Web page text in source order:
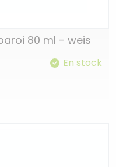
80 ml - weis
En stock